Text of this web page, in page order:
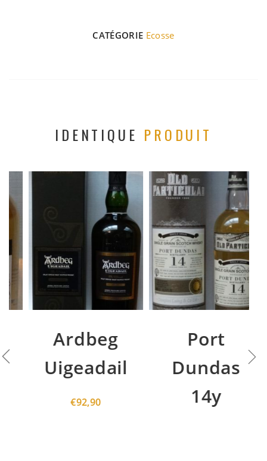
CATÉGORIE Ecosse
IDENTIQUE PRODUIT
Ardbeg
Uigeadail
92,90
Port
Dundas
14y